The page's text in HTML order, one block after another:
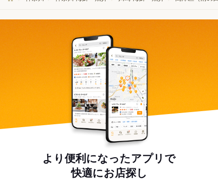
より便利になったアプリで
快適にお店探し